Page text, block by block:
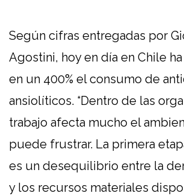
Según cifras entregadas por
Agostini, hoy en día en Chile
en un 400% el consumo de
ansiolíticos. “Dentro de las
trabajo afecta mucho el
puede frustrar. La primera
es un desequilibrio entre la
y los recursos materiales